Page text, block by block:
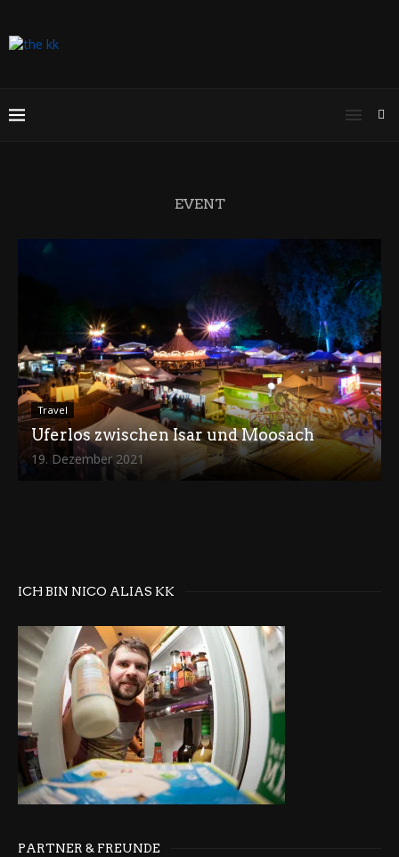
EVENT
Travel
Uferlos zwischen Isar und Moosach
19. Dezember 2021
ICH BIN NICO ALIAS KK
PARTNER & FREUNDE